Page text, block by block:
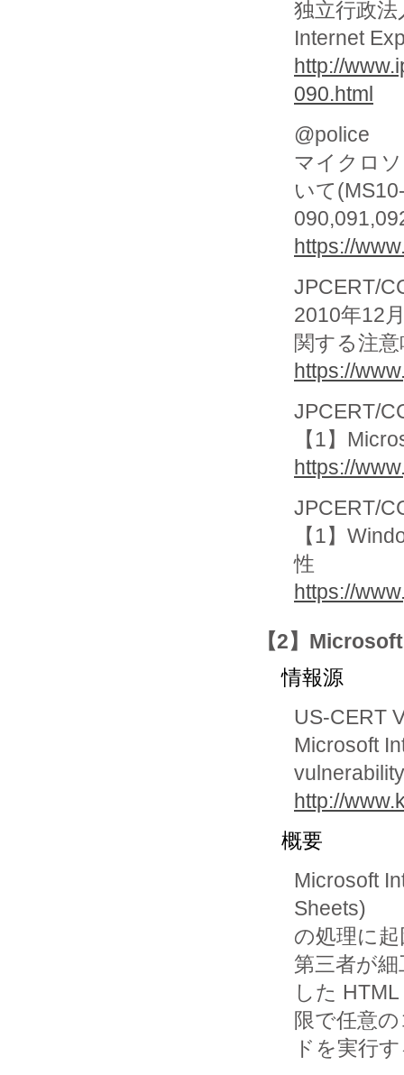
独立行政
Internet
http://
090.html
@police
マイクロ
いて
https://
JPCERT/
2010年12
関する注
https://
JPCERT/
【1】
https://
JPCERT/
【1】
性
https://
【2】
情報源
US-CERT
Microsoft
vulnerability
http://
概要
Microsoft
Sheets)
の処理に
第三者が細
した
限で任意
ドを実行